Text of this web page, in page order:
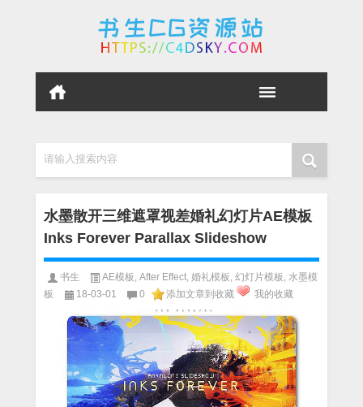
请输入搜索内容
水墨散开三维遮罩视差婚礼幻灯片AE模板
Inks Forever Parallax Slideshow
书生 AE模板 After Effect 婚礼模板 幻灯片模板
水墨模
板
18-03-01 0 添加文章到收藏 我的收藏